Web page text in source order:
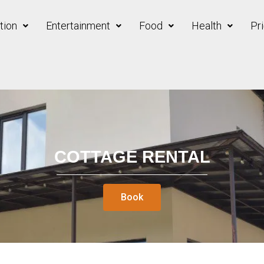
Entertainment Food Health
COTTAGE RENTAL
Book